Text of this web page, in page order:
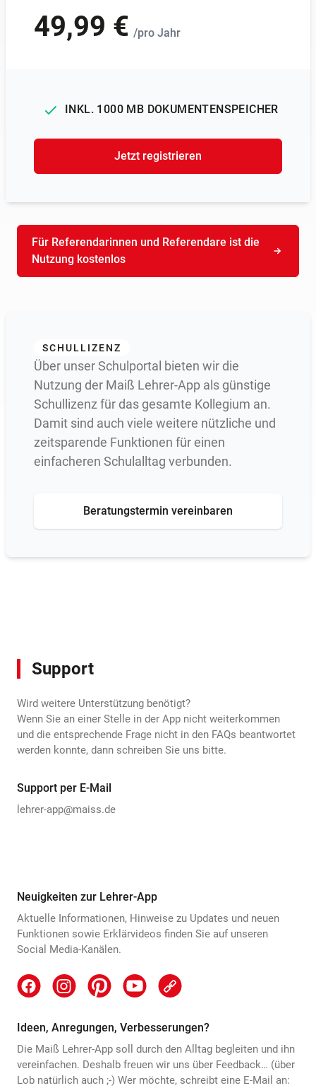
49,99 € /pro Jahr
INKL. 1000 MB DOKUMENTENSPEICHER
Jetzt registrieren
Für Referendarinnen und Referendare ist die
Nutzung kostenlos
SCHULLIZENZ
Über unser Schulportal bieten wir die
Nutzung der Maiß Lehrer-App als günstige
Schullizenz für das gesamte Kollegium an.
Damit sind auch viele weitere nützliche und
zeitsparende Funktionen für einen
einfacheren Schulalltag verbunden.
Beratungstermin vereinbaren
Support
Wird weitere Unterstützung benötigt?
Wenn Sie an einer Stelle in der App nicht weiterkommen
und die entsprechende Frage nicht in den FAQs beantwortet
werden konnte, dann schreiben Sie uns bitte.
Support per E-Mail
lehrer-app@maiss.de
Neuigkeiten zur Lehrer-App
Aktuelle Informationen, Hinweise zu Updates und neuen
Funktionen sowie Erklärvideos finden Sie auf unseren
Social Media-Kanälen.
Ideen, Anregungen, Verbesserungen?
Die Maiß Lehrer-App soll durch den Alltag begleiten und ihn
vereinfachen. Deshalb freuen wir uns über Feedback… (über
Lob natürlich auch ;-) Wer möchte, schreibt eine E-Mail an: